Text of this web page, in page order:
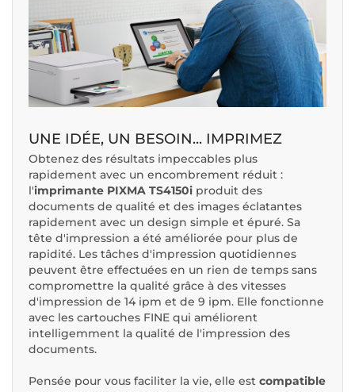
UNE IDÉE, UN BESOIN... IMPRIMEZ
Obtenez des résultats impeccables plus
rapidement avec un encombrement réduit :
l'imprimante PIXMA TS4150i produit des
documents de qualité et des images éclatantes
rapidement avec un design simple et épuré. Sa
tête d'impression a été améliorée pour plus de
rapidité. Les tâches d'impression quotidiennes
peuvent être effectuées en un rien de temps sans
compromettre la qualité grâce à des vitesses
d'impression de 14 ipm et de 9 ipm. Elle fonctionne
avec les cartouches FINE qui améliorent
intelligemment la qualité de l'impression des
documents.
Pensée pour vous faciliter la vie, elle est compatible